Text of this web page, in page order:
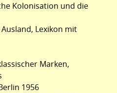
Kolonisation und die
Lexikon mit
Marken,
1956